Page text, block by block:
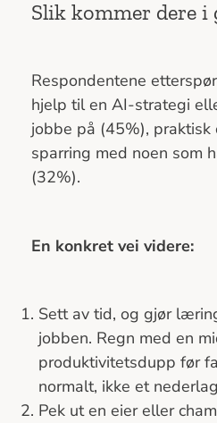
Slik kommer dere i
Respondentene
hjelp til en AI-strategi
jobbe på (45%),
sparring med noen som
(32%).
En konkret vei videre:
Sett av tid, og gjør
jobben. Regn med en
produktivitetsdupp før
normalt, ikke et
Pek ut en eier eller